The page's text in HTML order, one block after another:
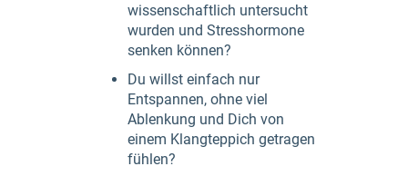
wissenschaftlich untersucht
wurden und Stresshormone
senken können?
Du willst einfach nur
Entspannen, ohne viel
Ablenkung und Dich von
einem Klangteppich getragen
fühlen?